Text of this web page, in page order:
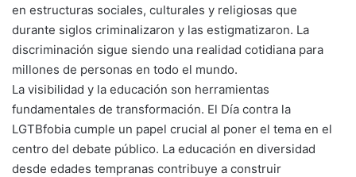
en estructuras sociales, culturales y religiosas que
durante siglos criminalizaron y las estigmatizaron. La
discriminación sigue siendo una realidad cotidiana para
millones de personas en todo el mundo.
La visibilidad y la educación son herramientas
fundamentales de transformación. El Día contra la
LGTBfobia cumple un papel crucial al poner el tema en el
centro del debate público. La educación en diversidad
desde edades tempranas contribuye a construir